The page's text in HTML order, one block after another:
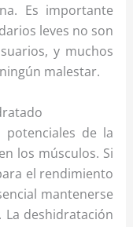
Es importante
leves no son
y muchos
malestar.
de la
los músculos. Si
el rendimiento
mantenerse
deshidratación